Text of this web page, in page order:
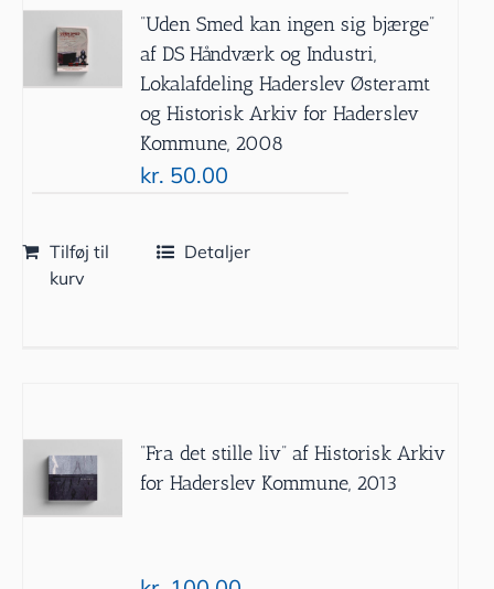
”Uden Smed kan ingen sig bjærge”
af DS Håndværk og Industri,
Lokalafdeling Haderslev Østeramt
og Historisk Arkiv for Haderslev
Kommune, 2008
kr. 50.00
Tilføj til
kurv
Detaljer
”Fra det stille liv” af Historisk Arkiv
for Haderslev Kommune, 2013